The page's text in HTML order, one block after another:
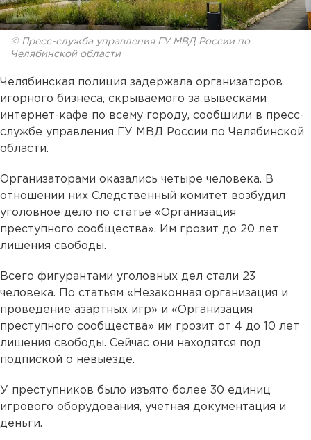
© Пресс-служба управления ГУ МВД России по
Челябинской области
Челябинская полиция задержала организаторов
игорного бизнеса, скрываемого за вывесками
интернет-кафе по всему городу, сообщили в пресс-
службе управления ГУ МВД России по Челябинской
области.
Организаторами оказались четыре человека. В
отношении них Следственный комитет возбудил
уголовное дело по статье «Организация
преступного сообщества». Им грозит до 20 лет
лишения свободы.
Всего фигурантами уголовных дел стали 23
человека. По статьям «Незаконная организация и
проведение азартных игр» и «Организация
преступного сообщества» им грозит от 4 до 10 лет
лишения свободы. Сейчас они находятся под
подпиской о невыезде.
У преступников было изъято более 30 единиц
игрового оборудования, учетная документация и
деньги.